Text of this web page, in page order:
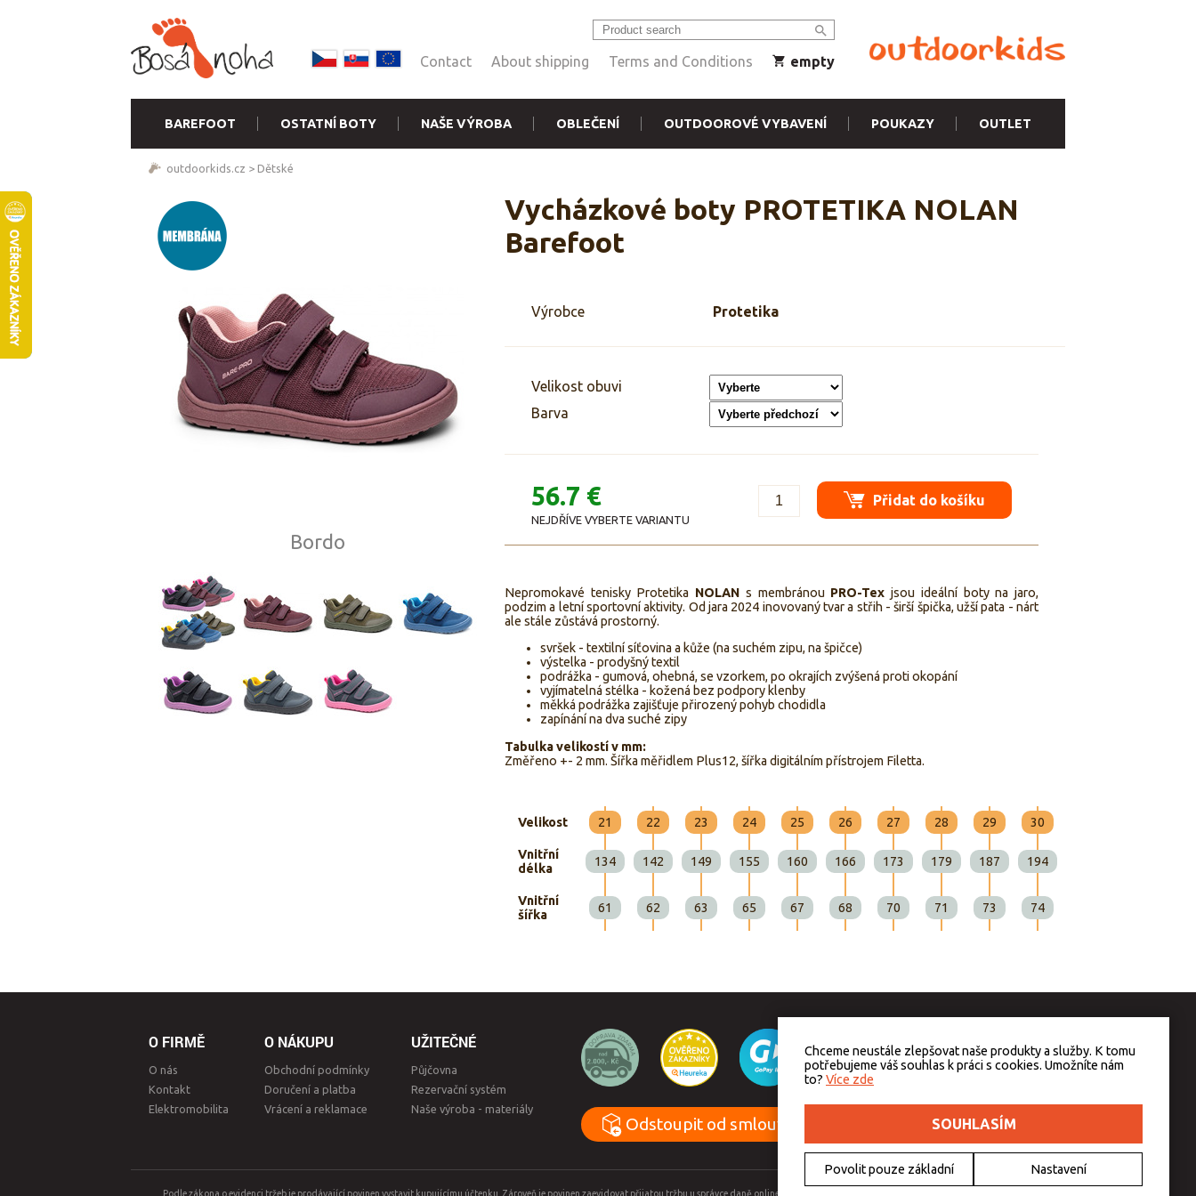
Contact About shipping Terms and Conditions empty
BAREFOOT OSTATNÍ BOTY NAŠE VÝROBA OBLEČENÍ OUTDOOROVÉ VYBAVENÍ POUKAZY OUTLET
outdoorkids.cz > Dětské
Vycházkové boty PROTETIKA NOLAN
Barefoot
Bordo
Výrobce Protetika
Velikost obuvi
Barva
56.7 €
NEJDŘÍVE VYBERTE VARIANTU
Přidat do košíku
Nepromokavé tenisky Protetika NOLAN s membránou PRO-Tex jsou ideální boty na jaro,
podzim a letní sportovní aktivity. Od jara 2024 inovovaný tvar a střih - širší špička, užší pata - nárt
ale stále zůstává prostorný.
svršek - textilní síťovina a kůže (na suchém zipu, na špičce)
výstelka - prodyšný textil
podrážka - gumová, ohebná, se vzorkem, po okrajích zvýšená proti okopání
vyjímatelná stélka - kožená bez podpory klenby
měkká podrážka zajišťuje přirozený pohyb chodidla
zapínání na dva suché zipy
Tabulka velikostí v mm:
Změřeno +- 2 mm. Šířka měřidlem Plus12, šířka digitálním přístrojem Filetta.
Velikost 21 22 23 24 25 26 27 28 29 30
Vnitřní
délka
134 142 149 155 160 166 173 179 187 194
Vnitřní
šířka
61 62 63 65 67 68 70 71 73 74
O FIRMĚ
O nás
Kontakt
Elektromobilita
O NÁKUPU
Obchodní podmínky
Doručení a platba
Vrácení a reklamace
UŽITEČNÉ
Půjčovna
Rezervační systém
Naše výroba - materiály
Odstoupit od smlouvy
Podle zákona o evidenci tržeb je prodávající povinen vystavit kupujícímu účtenku. Zároveň je povinen zaevidovat přijatou tržbu u správce daně online, v případě technického výpadku pak nejpozději do 48 hodin.
Chceme neustále zlepšovat naše produkty a služby. K tomu
potřebujeme váš souhlas k práci s cookies. Umožníte nám
to? Více zde
SOUHLASÍM
Povolit pouze základní Nastavení